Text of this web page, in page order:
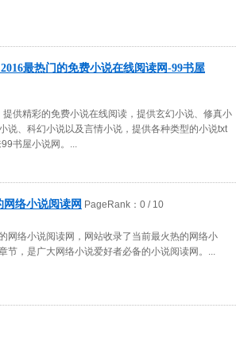
最热门的免费小说在线阅读网-99书屋
供精彩的免费小说在线阅读，提供玄幻小说、修真小
说、科幻小说以及言情小说，提供各种类型的小说txt
书屋小说网。
络小说阅读网 PageRank： 0 / 10
网络小说阅读网，网站收录了当前最火热的网络小
节，是广大网络小说爱好者必备的小说阅读网。